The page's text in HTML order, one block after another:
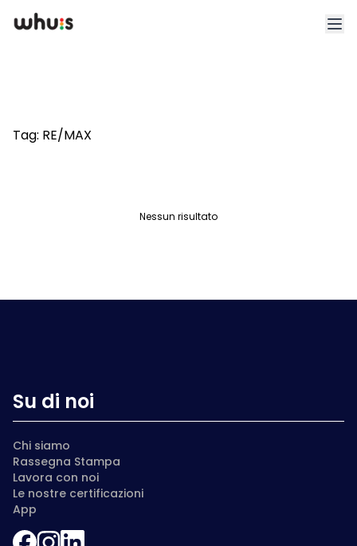
Tag: RE/MAX
Nessun risultato
Su di noi
Chi siamo
Rassegna Stampa
Lavora con noi
Le nostre certificazioni
App